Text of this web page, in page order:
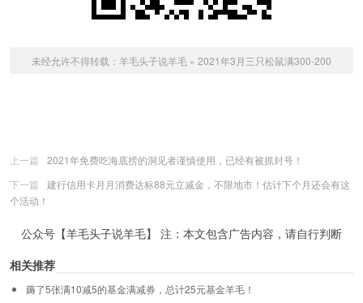
未经允许不得转载： 羊毛头子说羊毛 » 2021年3月三只松鼠满300-200
上一篇
2021年免费吃海底捞的洞见者谨慎使用，已经有被抓封号！
下一篇
建行信用卡月月消费达标88元立减金，不限地市！估计下个月还会有这
个活动！
公众号【羊毛头子说羊毛】 注：本文包含广告内容，请自行判断
相关推荐
薅了5张满10减5的基金满减券，总计25元基金羊毛！